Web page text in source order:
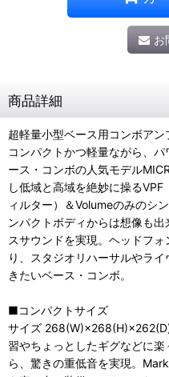
お
商品詳細
超軽量小型ベース用コンボアン
コンパクトかつ軽量ながら、
ース・コンボの人気モデル
し低域と高域を絶妙に操る
ィルター）＆Volumeのみのシ
ンパクトボディからは想像も
スサウンドを実現。ヘッドフ
り、スタジオリハーサルやラ
きたいベース・コンボ。
■コンパクトサイズ
サイズ
習やちょっとしたギグなどに
ら、驚きの重低音を実現。